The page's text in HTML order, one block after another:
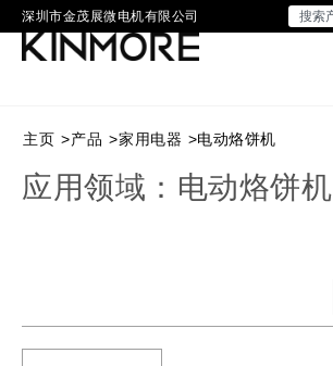
深圳市金茂展微电机有限公司
主页 >产品 >家用电器 >电动烙饼机
应用领域：电动烙饼机